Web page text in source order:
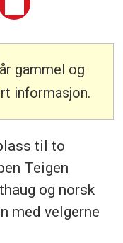
gammel og
informasjon.
til to
Teigen
og norsk
med velgerne